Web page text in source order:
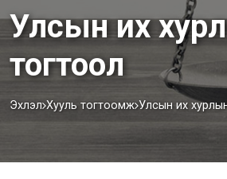
Улсын их
тогтоол
Эхлэл Хууль тогтоомж Улсын их